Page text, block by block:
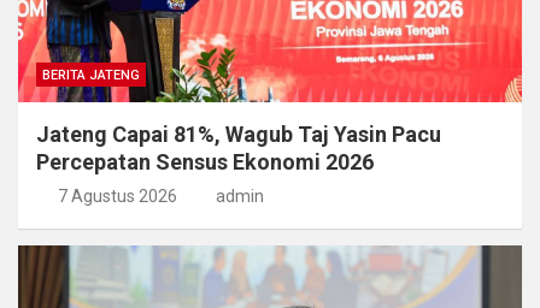
BERITA JATENG
Jateng Capai 81%, Wagub Taj Yasin Pacu
Percepatan Sensus Ekonomi 2026
7 Agustus 2026 admin